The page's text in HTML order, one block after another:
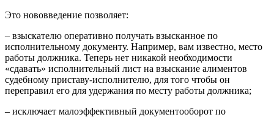
Это нововведение позволяет:
– взыскателю оперативно получать взысканное по
исполнительному документу. Например, вам известно, место
работы должника. Теперь нет никакой необходимости
«сдавать» исполнительный лист на взыскание алиментов
судебному приставу-исполнителю, для того чтобы он
переправил его для удержания по месту работы должника;
– исключает малоэффективный документооборот по